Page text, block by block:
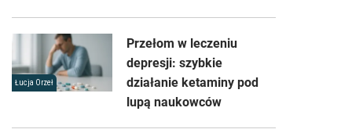
Łucja Orzeł
Przełom w leczeniu
depresji: szybkie
działanie ketaminy pod
lupą naukowców